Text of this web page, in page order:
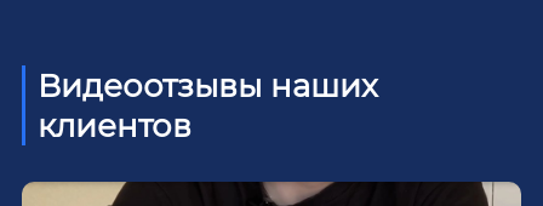
Видеоотзывы наших
клиентов